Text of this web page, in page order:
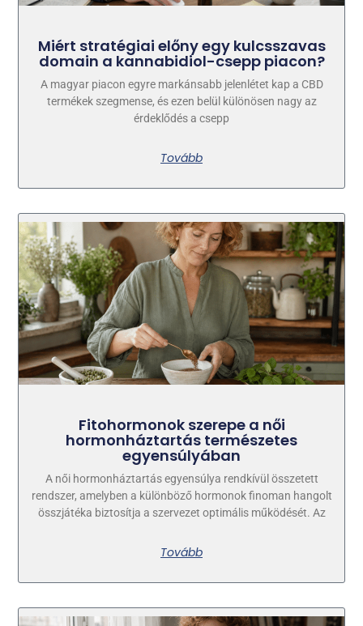
Miért stratégiai előny egy kulcsszavas
domain a kannabidiol-csepp piacon?
A magyar piacon egyre markánsabb jelenlétet kap a CBD
termékek szegmense, és ezen belül különösen nagy az
érdeklődés a csepp
Tovább
Fitohormonok szerepe a női
hormonháztartás természetes
egyensúlyában
A női hormonháztartás egyensúlya rendkívül összetett
rendszer, amelyben a különböző hormonok finoman hangolt
összjátéka biztosítja a szervezet optimális működését. Az
Tovább